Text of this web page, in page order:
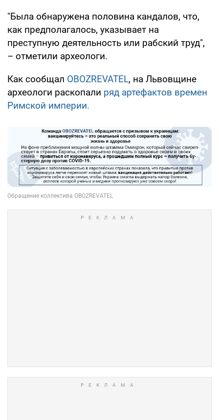
"Была обнаружена половина кандалов, что,
как предполагалось, указывает на
преступную деятельность или рабский труд",
– отметили археологи.
Как сообщал OBOZREVATEL, на Львовщине
археологи раскопали ряд артефактов времен
Римской империи.